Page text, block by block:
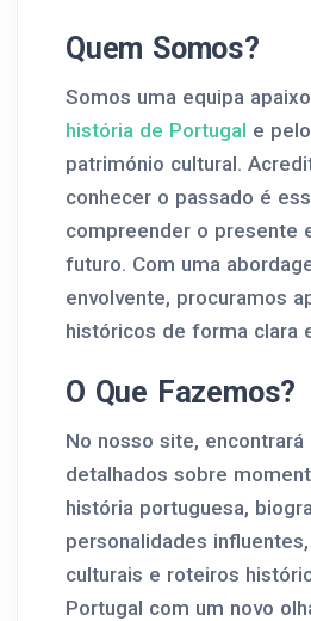
Quem Somos?
Somos uma equipa
história de Portugal e
património cultural.
conhecer o passado é
compreender o presente
futuro. Com uma
envolvente, procuramos
históricos de forma clara
O Que Fazemos?
No nosso site, encontrará
detalhados sobre
história portuguesa,
personalidades
culturais e roteiros
Portugal com um novo